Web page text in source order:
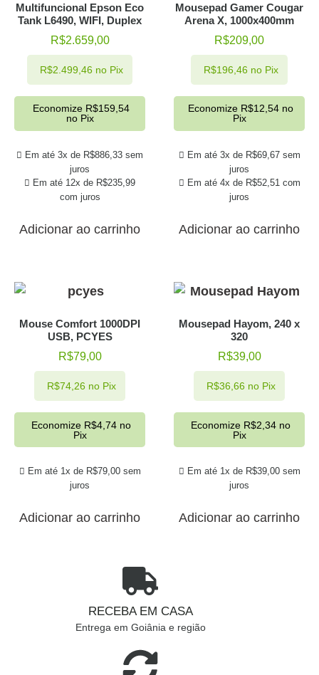
Multifuncional Epson Eco
Tank L6490, WIFI, Duplex
R$2.659,00
Em até 3x de R$886,33 sem
juros
Em até 12x de R$235,99
com juros
R$2.499,46 no Pix
Economize R$159,54
no Pix
Adicionar ao carrinho
Mousepad Gamer Cougar
Arena X, 1000x400mm
R$209,00
Em até 3x de R$69,67sem
juros
Em até 4x de R$52,51 com
juros
R$196,46 no Pix
Economize R$12,54 no
Pix
Adicionar ao carrinho
Mouse Comfort 1000DPI
USB, PCYES
R$79,00
Em até 1x de R$79,00sem
juros
R$74,26 no Pix
Economize R$4,74 no
Pix
Adicionar ao carrinho
Mousepad Hayom, 240 x
320
R$39,00
Em até 1x de R$39,00sem
juros
R$36,66 no Pix
Economize R$2,34 no
Pix
Adicionar ao carrinho
RECEBA EM CASA
Entrega em Goiânia e região